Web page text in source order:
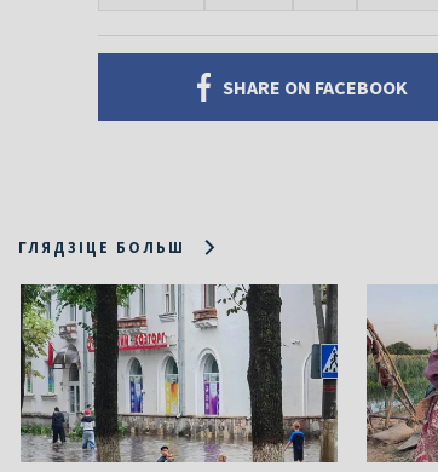
SHARE ON FACEBOOK
ГЛЯДЗІЦЕ БОЛЬШ